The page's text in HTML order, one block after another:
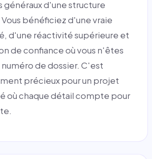
généraux d'une structure
bénéficiez d'une vraie
d'une réactivité supérieure et
de confiance où vous n'êtes
numéro de dossier. C'est
précieux pour un projet
où chaque détail compte pour